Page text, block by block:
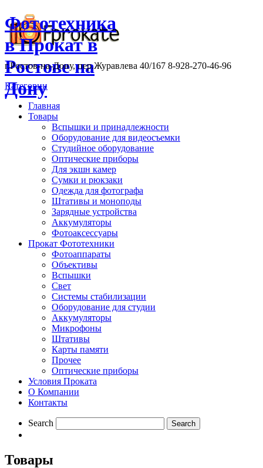
Фототехника
в Прокат в
Ростове на
Дону
г.Ростов-на-Дону, пер.Журавлева 40/167 8-928-270-46-96
Категории
Главная
Товары
Вспышки и принадлежности
Оборудование для видеосъемки
Студийное оборудование
Оптические приборы
Для экшн камер
Сумки и рюкзаки
Одежда для фотографа
Штативы и моноподы
Зарядные устройства
Аккумуляторы
Фотоаксессуары
Прокат Фототехники
Фотоаппараты
Объективы
Вспышки
Свет
Системы стабилизации
Оборудование для студии
Aккумуляторы
Микрофоны
Штативы
Карты памяти
Прочее
Оптические приборы
Условия Проката
О Компании
Контакты
Search
Товары